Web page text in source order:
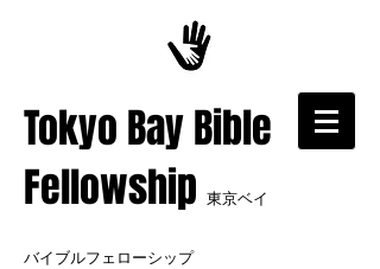
​Tokyo Bay Bible
Fellowship 東京ベイ
バイブルフェローシップ